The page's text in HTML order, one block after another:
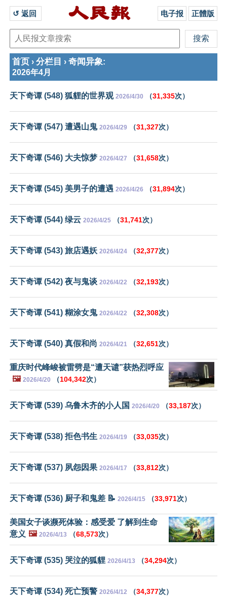
↺ 返回 电子报 正體版
首页 › 分栏目 › 奇闻异象:
2026年4月
天下奇谭 (548) 狐貍的世界观 2026/4/30 （31,335次）
天下奇谭 (547) 遭遇山鬼 2026/4/29 （31,327次）
天下奇谭 (546) 大夫惊梦 2026/4/27 （31,658次）
天下奇谭 (545) 美男子的遭遇 2026/4/26 （31,894次）
天下奇谭 (544) 绿云 2026/4/25 （31,741次）
天下奇谭 (543) 旅店遇妖 2026/4/24 （32,377次）
天下奇谭 (542) 夜与鬼谈 2026/4/22 （32,193次）
天下奇谭 (541) 糊涂女鬼 2026/4/22 （32,308次）
天下奇谭 (540) 真假和尚 2026/4/21 （32,651次）
重庆时代峰峻被雷劈是“遭天谴”获热烈呼应
🖼️ 2026/4/20 （104,342次）
天下奇谭 (539) 乌鲁木齐的小人国 2026/4/20 （33,187次）
天下奇谭 (538) 拒色书生 2026/4/19 （33,035次）
天下奇谭 (537) 夙怨因果 2026/4/17 （33,812次）
天下奇谭 (536) 厨子和鬼差 📝 2026/4/15 （33,971次）
美国女子谈濒死体验：感受爱 了解到生命
意义 🖼️ 2026/4/13 （68,573次）
天下奇谭 (535) 哭泣的狐貍 2026/4/13 （34,294次）
天下奇谭 (534) 死亡预警 2026/4/12 （34,377次）